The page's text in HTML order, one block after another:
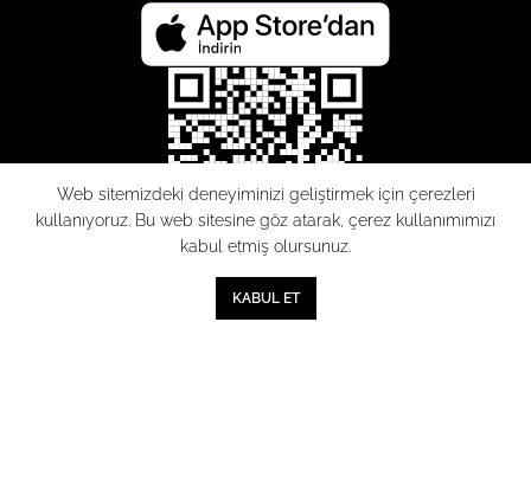
Web sitemizdeki deneyiminizi geliştirmek için çerezleri
kullanıyoruz. Bu web sitesine göz atarak, çerez kullanımımızı
kabul etmiş olursunuz.
KABUL ET
Sepet